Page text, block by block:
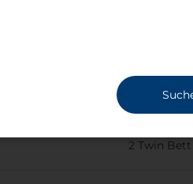
2 Twin Bett